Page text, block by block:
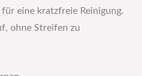
eine kratzfreie Reinigung.
ohne Streifen zu